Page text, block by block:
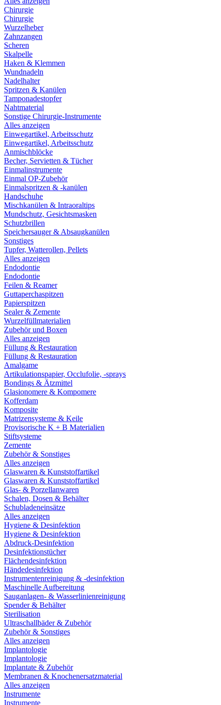
Chirurgie
Chirurgie
Wurzelheber
Zahnzangen
Scheren
Skalpelle
Haken & Klemmen
Wundnadeln
Nadelhalter
Spritzen & Kanülen
Tamponadestopfer
Nahtmaterial
Sonstige Chirurgie-Instrumente
Alles anzeigen
Einwegartikel, Arbeitsschutz
Einwegartikel, Arbeitsschutz
Anmischblöcke
Becher, Servietten & Tücher
Einmalinstrumente
Einmal OP-Zubehör
Einmalspritzen & -kanülen
Handschuhe
Mischkanülen & Intraoraltips
Mundschutz, Gesichtsmasken
Schutzbrillen
Speichersauger & Absaugkanülen
Sonstiges
Tupfer, Watterollen, Pellets
Alles anzeigen
Endodontie
Endodontie
Feilen & Reamer
Guttaperchaspitzen
Papierspitzen
Sealer & Zemente
Wurzelfüllmaterialien
Zubehör und Boxen
Alles anzeigen
Füllung & Restauration
Füllung & Restauration
Amalgame
Artikulationspapier, Occlufolie, -sprays
Bondings & Ätzmittel
Glasionomere & Kompomere
Kofferdam
Komposite
Matrizensysteme & Keile
Provisorische K + B Materialien
Stiftsysteme
Zemente
Zubehör & Sonstiges
Alles anzeigen
Glaswaren & Kunststoffartikel
Glaswaren & Kunststoffartikel
Glas- & Porzellanwaren
Schalen, Dosen & Behälter
Schubladeneinsätze
Alles anzeigen
Hygiene & Desinfektion
Hygiene & Desinfektion
Abdruck-Desinfektion
Desinfektionstücher
Flächendesinfektion
Händedesinfektion
Instrumentenreinigung & -desinfektion
Maschinelle Aufbereitung
Sauganlagen- & Wasserlinienreinigung
Spender & Behälter
Sterilisation
Ultraschallbäder & Zubehör
Zubehör & Sonstiges
Alles anzeigen
Implantologie
Implantologie
Implantate & Zubehör
Membranen & Knochenersatzmaterial
Alles anzeigen
Instrumente
Instrumente